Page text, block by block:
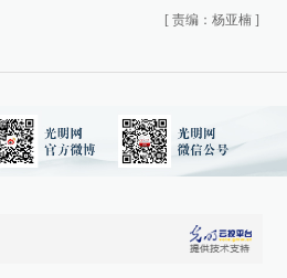
[ 责编：杨亚楠 ]